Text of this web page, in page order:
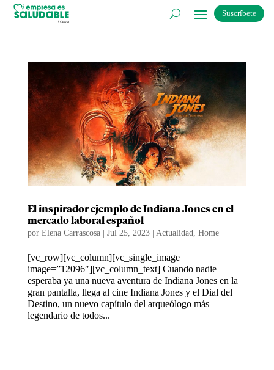
Suscríbete
El inspirador ejemplo de Indiana Jones en el
mercado laboral español
por Elena Carrascosa| Jul 25, 2023| Actualidad Home
[vc_row][vc_column][vc_single_image
image=”12096″][vc_column_text] Cuando nadie
esperaba ya una nueva aventura de Indiana Jones en la
gran pantalla, llega al cine Indiana Jones y el Dial del
Destino, un nuevo capítulo del arqueólogo más
legendario de todos...